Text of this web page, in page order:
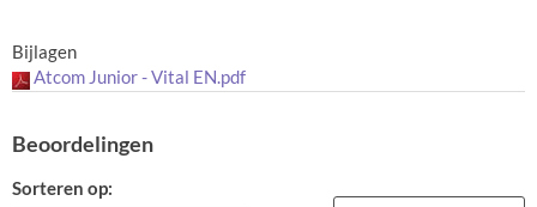
Bijlagen
Atcom Junior - Vital EN.pdf
Beoordelingen
Sorteren op: